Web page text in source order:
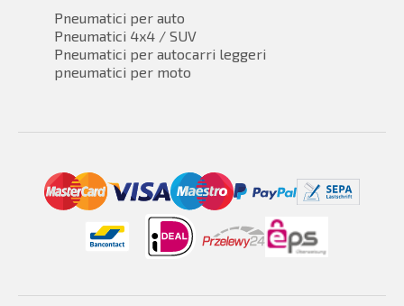
Pneumatici per auto
Pneumatici 4x4 / SUV
Pneumatici per autocarri leggeri
pneumatici per moto